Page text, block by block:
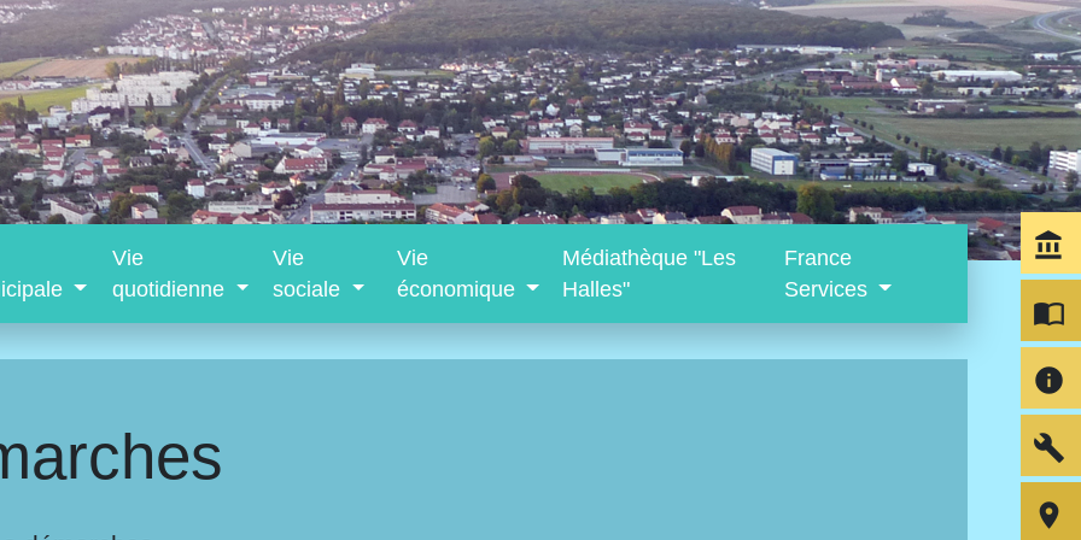
Vie
quotidienne
Vie
sociale
Vie
économique
Médiathèque "Les
Halles"
France
Services
account_balance
import_contacts
info
build
room